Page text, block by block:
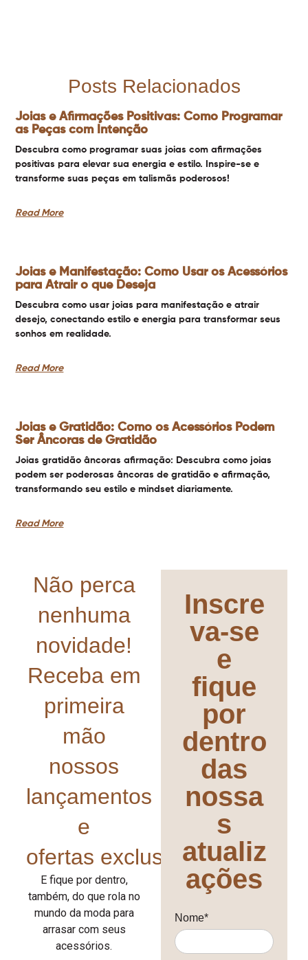
Posts Relacionados
Joias e Afirmações Positivas: Como Programar
as Peças com Intenção
Descubra como programar suas joias com afirmações
positivas para elevar sua energia e estilo. Inspire-se e
transforme suas peças em talismãs poderosos!
Read More
Joias e Manifestação: Como Usar os Acessórios
para Atrair o que Deseja
Descubra como usar joias para manifestação e atrair
desejo, conectando estilo e energia para transformar seus
sonhos em realidade.
Read More
Joias e Gratidão: Como os Acessórios Podem
Ser Âncoras de Gratidão
Joias gratidão âncoras afirmação: Descubra como joias
podem ser poderosas âncoras de gratidão e afirmação,
transformando seu estilo e mindset diariamente.
Read More
Não perca
nenhuma
novidade!
Receba em
primeira
mão
nossos
lançamentos
e
ofertas exclusivas!
E fique por dentro,
também, do que rola no
mundo da moda para
arrasar com seus
acessórios.
Inscre
va-se
e
fique
por
dentro
das
nossa
s
atualiz
ações
Nome*